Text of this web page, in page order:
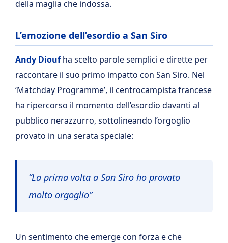
della maglia che indossa.
L’emozione dell’esordio a San Siro
Andy Dioufha scelto parole semplici e dirette per
raccontare il suo primo impatto con San Siro. Nel
‘Matchday Programme’, il centrocampista francese
ha ripercorso il momento dell’esordio davanti al
pubblico nerazzurro, sottolineando l’orgoglio
provato in una serata speciale:
“La prima volta a San Siro ho provato
molto orgoglio”
Un sentimento che emerge con forza e che